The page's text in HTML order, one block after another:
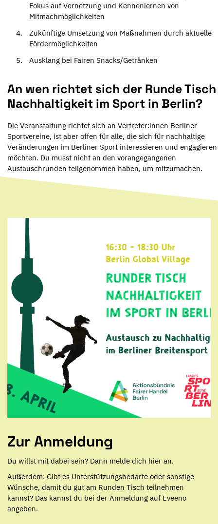
Fokus auf Vernetzung und Kennenlernen von
Mitmachmöglichkeiten
Zukünftige Umsetzung von Maßnahmen durch aktuelle
Fördermöglichkeiten
Ausklang bei Fairen Snacks/Getränken
An wen richtet sich der Runde Tisch
Nachhaltigkeit im Sport in Berlin?
Die Veranstaltung richtet sich an Vertreter:innen Berliner
Sportvereine, ist aber offen für alle, die sich für nachhaltige
Veränderungen im Berliner Sport interessieren und engagieren
möchten. Du musst nicht an den vorangegangenen
Austauschrunden teilgenommen haben, um mitzumachen.
Zur Anmeldung
Du willst mit dabei sein? Dann melde dich hier an.
Außerdem: Gibt es Unterstützungsbedarfe oder sonstige
Wünsche, damit du gut am Runden Tisch teilnehmen
kannst? Das kannst du bei der Anmeldung auf Eveeno
angeben.